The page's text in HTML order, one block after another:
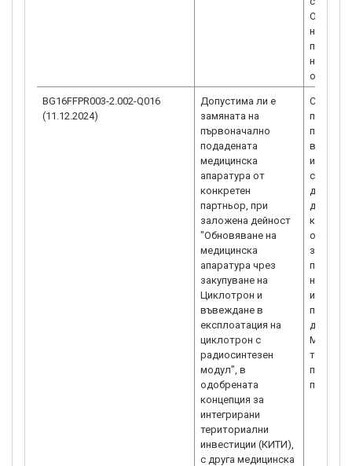
на
на
BG16FFPR003-2.002-Q016
(11.12.2024)
Допустима ли е
замяната на
първоначално
подадената
медицинска
апаратура от
конкретен
партньор, при
заложена дейност
"Обновяване на
медицинска
апаратура чрез
закупуване на
Циклотрон и
въвеждане в
експлоатация на
циклотрон с
радиосинтезен
модул", в
одобрената
концепция за
интегрирани
териториални
инвестиции (КИТИ),
с друга медицинска
по
всички
да
при
това